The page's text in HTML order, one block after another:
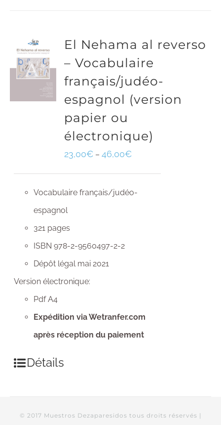
El Nehama al reverso
– Vocabulaire
français/judéo-
espagnol (version
papier ou
électronique)
23,00€ –46,00€
Vocabulaire français/judéo-
espagnol
321 pages
ISBN 978-2-9560497-2-2
Dépôt légal mai 2021
Version électronique:
Pdf A4
Expédition via Wetranfer.com
après réception du paiement
Détails
© 2017 Muestros Dezaparesidos tous droits réservés |